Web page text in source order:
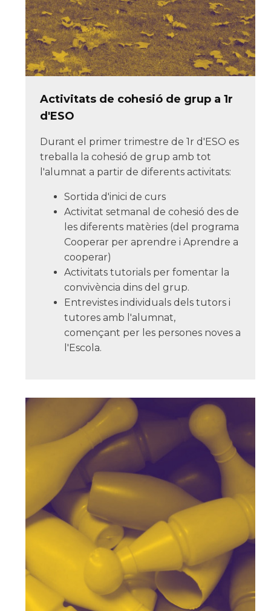
Activitats de cohesió de grup a 1r
d'ESO
Durant el primer trimestre de 1r d'ESO es
treballa la cohesió de grup amb tot
l'alumnat a partir de diferents activitats:
Sortida d'inici de curs
Activitat setmanal de cohesió des de
les diferents matèries (del programa
Cooperar per aprendre i Aprendre a
cooperar)
Activitats tutorials per fomentar la
convivència dins del grup.
Entrevistes individuals dels tutors i
tutores amb l'alumnat,
començant per les persones noves a
l'Escola.